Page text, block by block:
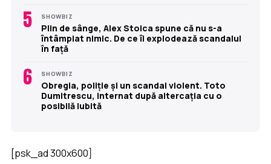
5 SHOWBIZ
Plin de sânge, Alex Stoica spune că nu s-a
întâmplat nimic. De ce îi explodează scandalul
în față
6 SHOWBIZ
Obregia, poliție și un scandal violent. Toto
Dumitrescu, internat după altercația cu o
posibilă iubită
[psk_ad 300x600]